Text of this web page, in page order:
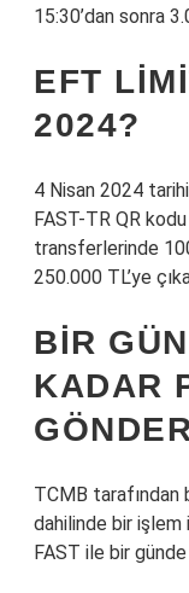
15:30’dan sonra
EFT
2024?
4 Nisan 2024
FAST-TR QR
transferlerinde
250.000 TL’ye
BIR
KADAR
TCMB
dahilinde bir işlem
FAST ile bir